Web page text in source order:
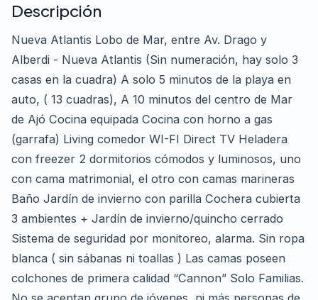
Descripción
Nueva Atlantis Lobo de Mar, entre Av. Drago y
Alberdi - Nueva Atlantis (Sin numeración, hay solo 3
casas en la cuadra) A solo 5 minutos de la playa en
auto, ( 13 cuadras), A 10 minutos del centro de Mar
de Ajó Cocina equipada Cocina con horno a gas
(garrafa) Living comedor WI-FI Direct TV Heladera
con freezer 2 dormitorios cómodos y luminosos, uno
con cama matrimonial, el otro con camas marineras
Baño Jardín de invierno con parilla Cochera cubierta
3 ambientes + Jardín de invierno/quincho cerrado
Sistema de seguridad por monitoreo, alarma. Sin ropa
blanca ( sin sábanas ni toallas ) Las camas poseen
colchones de primera calidad “Cannon” Solo Familias.